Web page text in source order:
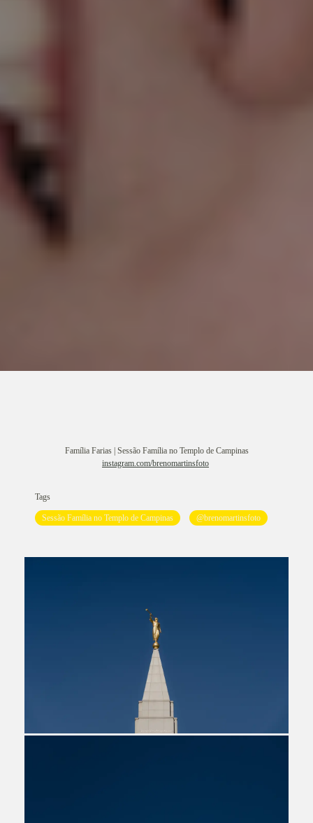
Família Farias | Sessão Família no Templo de Campinas
instagram.com/brenomartinsfoto
Tags
Sessão Família no Templo de Campinas @brenomartinsfoto